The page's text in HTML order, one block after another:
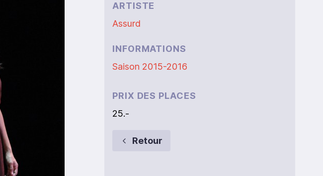
ARTISTE
Assurd
INFORMATIONS
Saison 2015-2016
PRIX DES PLACES
25.-
Retour